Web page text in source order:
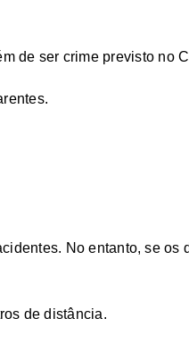
de ser crime previsto no
No entanto, se os
de distância.